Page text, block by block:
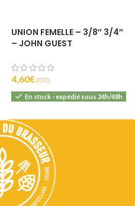
UNION FEMELLE – 3/8″ 3/4″
– JOHN GUEST
4,60€ (T.T.C).
En stock - expédié sous 24h/48h